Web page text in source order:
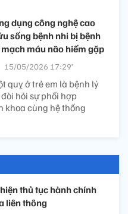
dụng công nghệ cao
sống bệnh nhi bị bệnh
mạch máu não hiếm gặp
15/05/2026 17:29’
quỵ ở trẻ em là bệnh lý
hỏi sự phối hợp
khoa cùng hệ thống
thủ tục hành chính
liên thông